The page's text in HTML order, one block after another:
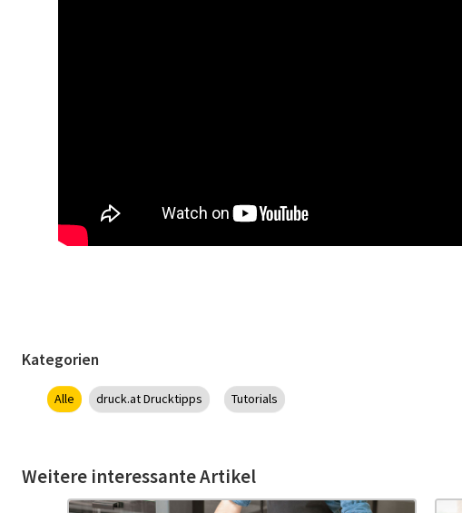
Kategorien
Alle druck.at Drucktipps Tutorials
Weitere interessante Artikel